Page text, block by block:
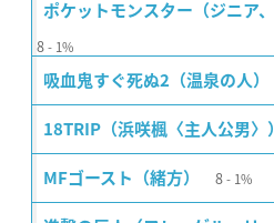
ポケットモンスター（ジニア
8 1%
吸血鬼すぐ死ぬ2（温泉の人）
18TRIP（浜咲楓〈主人公男〉
MFゴースト（緒方） 8 1%